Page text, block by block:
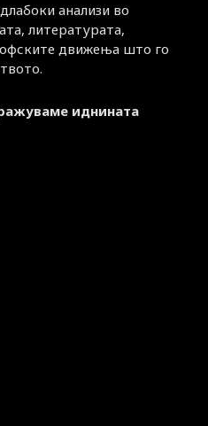
анализи во
литературата,
движења што го
иднината